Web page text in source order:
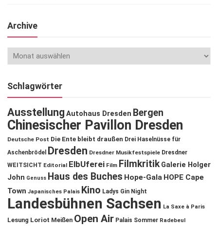
Archive
Schlagwörter
Ausstellung Autohaus Dresden Bergen
Chinesischer Pavillon Dresden
Deutsche Post Die Ente bleibt draußen Drei Haselnüsse für
Aschenbrödel
Dresden Dresdner Musikfestspiele Dresdner
WEITSICHT Editorial ElbUferei Film Filmkritik Galerie Holger
John Genuss Haus des Buches Hope-Gala HOPE Cape
Town Japanisches Palais Kino Ladys Gin Night
Landesbühnen Sachsen La Saxe à Paris
Lesung Loriot Meißen Open Air Palais Sommer Radebeul